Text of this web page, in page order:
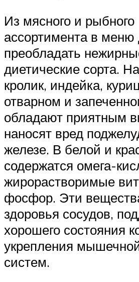
Из мясного и рыбного
ассортимента в
преобладать
диетические сорта.
кролик, индейка,
отварном и
обладают приятным
наносят вред
железе. В белой и
содержатся омега-
жирорастворимые
фосфор. Эти
здоровья сосудов,
хорошего состояния
укрепления
систем.